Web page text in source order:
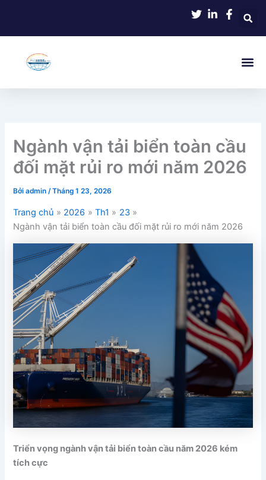
nội
Ngành vận tải biển toàn cầu
đối mặt rủi ro mới năm 2026
Bởiadmin/Tháng 1 23, 2026
Trang chủ 2026 Th1
23
Ngành vận tải biển toàn cầu đối mặt rủi ro mới năm 2026
Triển vọng ngành vận tải biển toàn cầu năm 2026 kém
tích cực